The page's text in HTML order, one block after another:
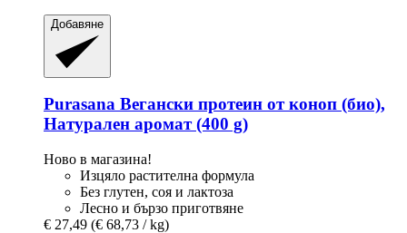
Добавяне
Purasana Вегански протеин от коноп (био),
Натурален аромат (400 g)
Ново в магазина!
Изцяло растителна формула
Без глутен, соя и лактоза
Лесно и бързо приготвяне
€ 27,49 (€ 68,73 / kg)